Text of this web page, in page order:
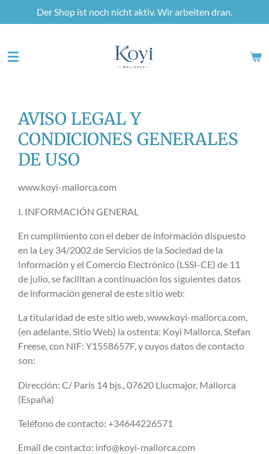
Hauptinhalt
Der Shop ist noch nicht aktiv. Wir arbeiten dran.
AVISO LEGAL Y
CONDICIONES GENERALES
DE USO
www.koyi-mallorca.com
I. INFORMACIÓN GENERAL
En cumplimiento con el deber de información dispuesto
en la Ley 34/2002 de Servicios de la Sociedad de la
Información y el Comercio Electrónico (LSSI-CE) de 11
de julio, se facilitan a continuación los siguientes datos
de información general de este sitio web:
La titularidad de este sitio web, www.koyi-mallorca.com,
(en adelante, Sitio Web) la ostenta: Koyi Mallorca, Stefan
Freese, con NIF: Y1558657F, y cuyos datos de contacto
son:
Dirección: C/ Paris 14 bjs., 07620 Llucmajor, Mallorca
(España)
Teléfono de contacto: +34644226571
Email de contacto: info@koyi-mallorca.com